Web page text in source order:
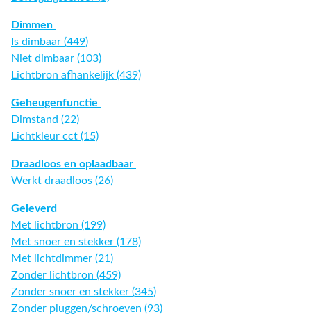
Dimmen
Is dimbaar (449)
Niet dimbaar (103)
Lichtbron afhankelijk (439)
Geheugenfunctie
Dimstand (22)
Lichtkleur cct (15)
Draadloos en oplaadbaar
Werkt draadloos (26)
Geleverd
Met lichtbron (199)
Met snoer en stekker (178)
Met lichtdimmer (21)
Zonder lichtbron (459)
Zonder snoer en stekker (345)
Zonder pluggen/schroeven (93)